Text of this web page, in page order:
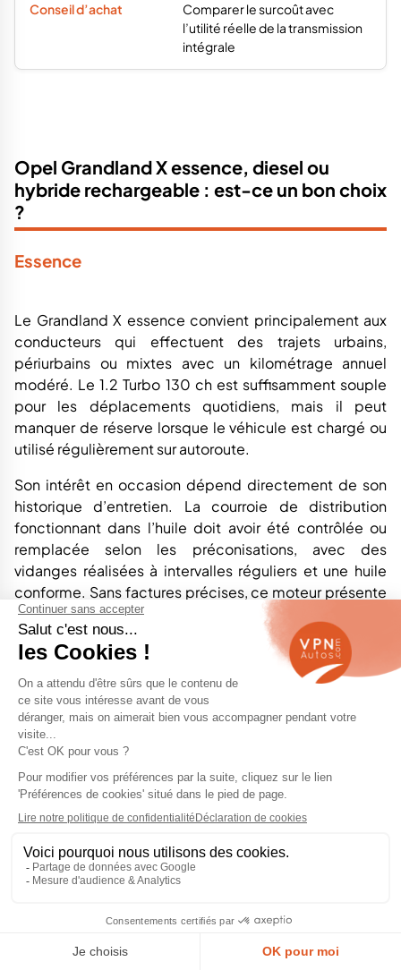
Comparer le surcoût avec
l’utilité réelle de la transmission
intégrale
Opel Grandland X essence, diesel ou
hybride rechargeable : est-ce un bon choix
?
Essence
Le Grandland X essence convient principalement aux
conducteurs qui effectuent des trajets urbains,
périurbains ou mixtes avec un kilométrage annuel
modéré. Le 1.2 Turbo 130 ch est suffisamment souple
pour les déplacements quotidiens, mais il peut
manquer de réserve lorsque le véhicule est chargé ou
utilisé régulièrement sur autoroute.
Son intérêt en occasion dépend directement de son
historique d’entretien. La courroie de distribution
fonctionnant dans l’huile doit avoir été contrôlée ou
remplacée selon les préconisations, avec des
vidanges réalisées à intervalles réguliers et une huile
conforme. Sans factures précises, ce moteur présente
un risque trop important.
Le 1.6 Turbo 180 ch offre de meilleures performances
et un agrément supérieur sur route. Plus rare, il entraîne
toutefois une consommation et un prix d’achat plus
élevés.
Verdict : choix adapté aux petits et moyens rouleurs, à
condition de sélectionner un exemplaire dont
l’entretien du 1.2 Turbo est parfaitement documenté.
Diesel
Le diesel reste pertinent sur le Grandland X pour les
conducteurs parcourant régulièrement de longues